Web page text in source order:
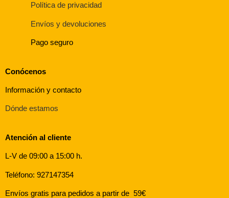
Política de privacidad
Envíos y devoluciones
Pago seguro
Conócenos
Información y contacto
Dónde estamos
Atención al cliente
L-V de 09:00 a 15:00 h.
Teléfono: 927147354
Envíos gratis para pedidos a partir de 59€